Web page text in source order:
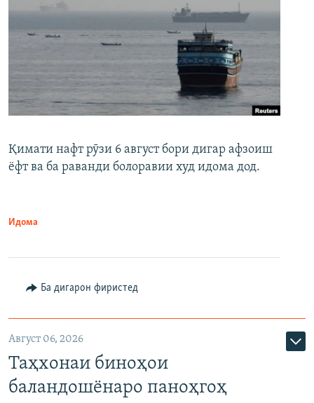
Қимати нафт рӯзи 6 август бори дигар афзоиш
ёфт ва ба раванди болоравии худ идома дод.
Идома
Ба дигарон фиристед
Август 06, 2026
Таҳхонаи биноҳои
баландошёнаро паноҳгоҳ